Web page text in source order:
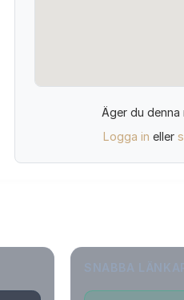
Äger du
Logga in eller